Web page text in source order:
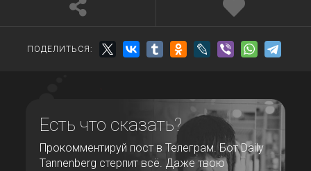
ПОДЕЛИТЬСЯ:
Есть что сказать?
Прокомментируй пост в Телеграм. Бот Daily
Tannenberg стерпит всё. Даже твою